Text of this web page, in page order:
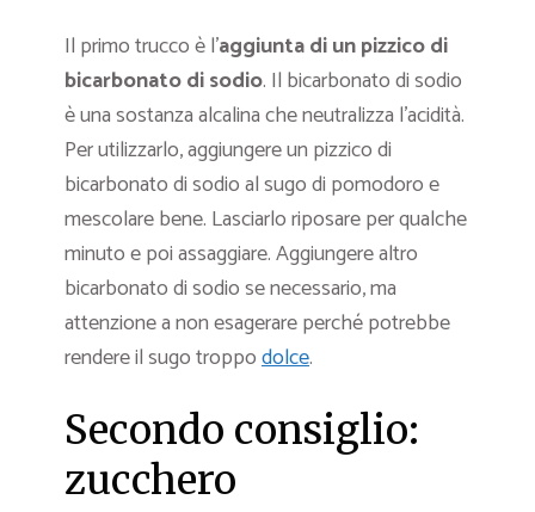
Il primo trucco è l’aggiunta di un pizzico di
bicarbonato di sodio. Il bicarbonato di sodio
è una sostanza alcalina che neutralizza l’acidità.
Per utilizzarlo, aggiungere un pizzico di
bicarbonato di sodio al sugo di pomodoro e
mescolare bene. Lasciarlo riposare per qualche
minuto e poi assaggiare. Aggiungere altro
bicarbonato di sodio se necessario, ma
attenzione a non esagerare perché potrebbe
rendere il sugo troppodolce.
Secondo consiglio:
zucchero